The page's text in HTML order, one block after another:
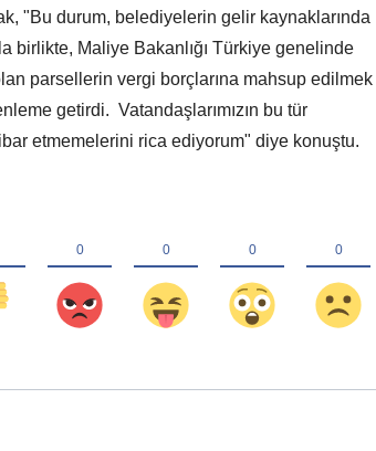
"Bu durum, belediyelerin gelir kaynaklarında
birlikte, Maliye Bakanlığı Türkiye genelinde
parsellerin vergi borçlarına mahsup edilmek
getirdi. Vatandaşlarımızın bu tür
etmemelerini rica ediyorum" diye konuştu.